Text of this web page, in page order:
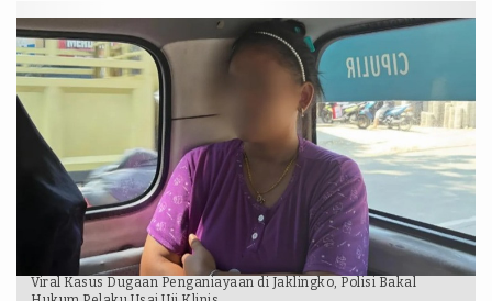
Viral Kasus Dugaan Penganiayaan di Jaklingko, Polisi Bakal